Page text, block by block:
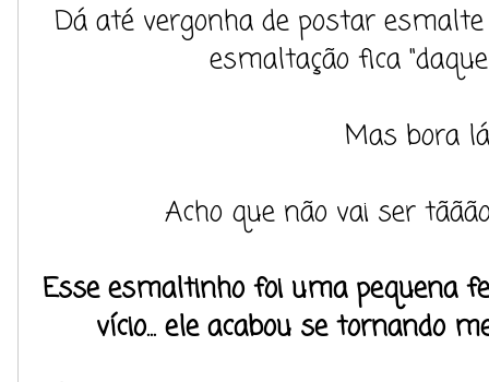
Dá até vergonha de postar
esmaltação fica
Mas bora
Acho que não vai ser
Esse esmaltinho foi uma pequena
vício... ele acabou se tornando